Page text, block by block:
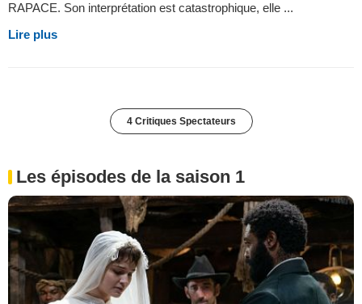
RAPACE. Son interprétation est catastrophique, elle ...
Lire plus
4 Critiques Spectateurs
Les épisodes de la saison 1